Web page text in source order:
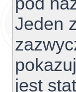
Jeden
jest